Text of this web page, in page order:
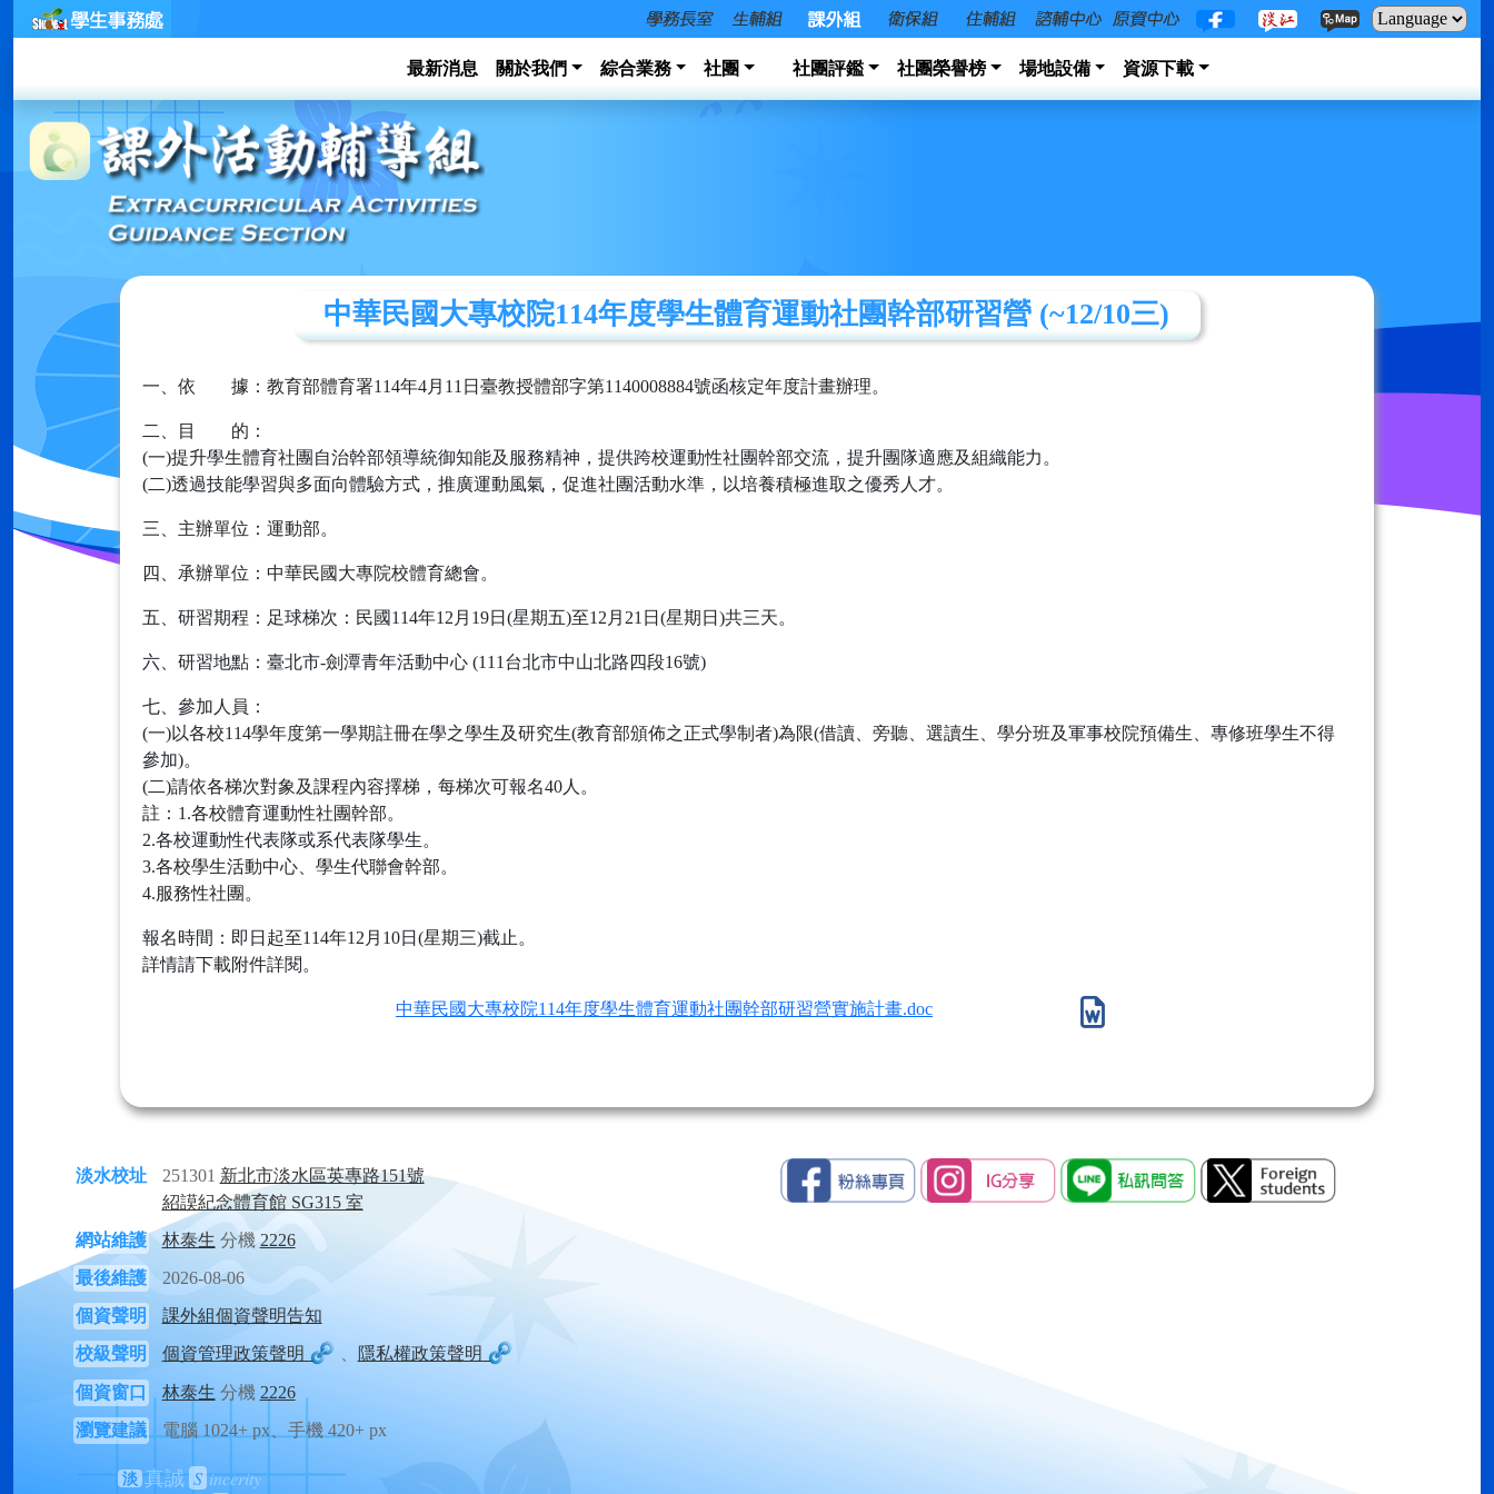
最新消息 關於我們 綜合業務 社團 社團評鑑 社團榮譽榜 場地設備 資源下載
中華民國大專校院114年度學生體育運動社團幹部研習營 (~12/10三)
一、依 據：教育部體育署114年4月11日臺教授體部字第1140008884號函核定年度計畫辦理。
二、目 的：
(一)提升學生體育社團自治幹部領導統御知能及服務精神，提供跨校運動性社團幹部交流，提升團隊適應及組織能力。
(二)透過技能學習與多面向體驗方式，推廣運動風氣，促進社團活動水準，以培養積極進取之優秀人才。
三、主辦單位：運動部。
四、承辦單位：中華民國大專院校體育總會。
五、研習期程：足球梯次：民國114年12月19日(星期五)至12月21日(星期日)共三天。
六、研習地點：臺北市-劍潭青年活動中心 (111台北市中山北路四段16號)
七、參加人員：
(一)以各校114學年度第一學期註冊在學之學生及研究生(教育部頒佈之正式學制者)為限(借讀、旁聽、選讀生、學分班及軍事校院預備生、專修班學生不得
參加)。
(二)請依各梯次對象及課程內容擇梯，每梯次可報名40人。
註：1.各校體育運動性社團幹部。
2.各校運動性代表隊或系代表隊學生。
3.各校學生活動中心、學生代聯會幹部。
4.服務性社團。
報名時間：即日起至114年12月10日(星期三)截止。
詳情請下載附件詳閱。
中華民國大專校院114年度學生體育運動社團幹部研習營實施計畫.doc
淡水校址 251301 新北市淡水區英專路151號
紹謨紀念體育館 SG315 室
網站維護
林泰生 分機 2226
最後維護
2026-08-06
個資聲明
課外組個資聲明告知
校級聲明
個資管理政策聲明 隱私權政策聲明
個資窗口 林泰生 分機 2226
瀏覽建議
電腦 1024+ px、手機 420+ px
淡 真誠 S incerity